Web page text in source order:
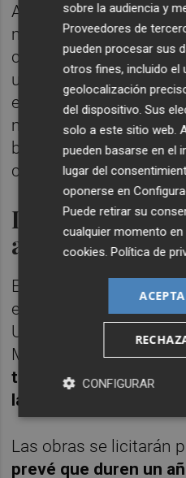
Ayuntamiento la
medidas urgentes que
como son un cambio
un único sentido,
entrada, la ampliación
mínimo legal y la
balcones y fachadas
camiones.
La Ronda
a largo plazo
El proyecto de la
enmarca en la
Urbano Sostenible
Manises,
tiene como
tráfico pesado del
la fluidez del tráfico
Las obras se licitarán
prevé que duren un
sobre la audiencia y
Proveedores de
pueden procesar sus
otros fines, incluido el
geolocalización
del dispositivo. Sus
solo a este sitio web.
pueden basarse en el
lugar del
oponerse en
Puede retirar su
cualquier momento en
cookies.Política de
CONFIGURAR